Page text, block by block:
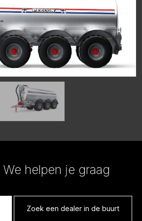
We helpen je graag
Zoek een dealer in de buurt